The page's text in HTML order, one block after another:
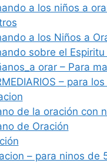
a los niños a
a los Niños a
sobre el
orar – Para
– para
de la oración con
de Oración
– para ninos de